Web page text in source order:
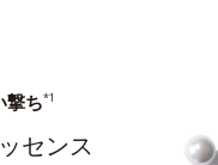
撃ち*1
センス